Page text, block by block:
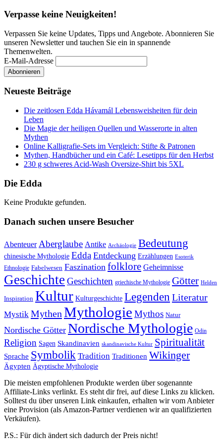
Verpasse keine Neuigkeiten!
Verpassen Sie keine Updates, Tipps und Angebote. Abonnieren Sie
unseren Newsletter und tauchen Sie ein in spannende
Themenwelten.
E-Mail-Adresse
Neueste Beiträge
Die zeitlosen Edda Hávamál Lebensweisheiten für dein
Leben
Die Magie der heiligen Quellen und Wasserorte in alten
Mythen
Online Kalligrafie‑Sets im Vergleich: Stifte & Patronen
Mythen, Handbücher und ein Café: Lesetipps für den Herbst
230 g schweres Acid-Wash Oversize-Shirt bis 5XL
Die Edda
Keine Produkte gefunden.
Danach suchen unsere Besucher
Abenteuer Aberglaube Antike Archäologie Bedeutung
chinesische Mythologie Edda Entdeckung Erzählungen Esoterik
Ethnologie Fabelwesen Faszination folklore Geheimnisse
Geschichte Geschichten griechische Mythologie Götter Helden
Inspiration Kultur Kulturgeschichte Legenden Literatur
Mystik Mythen Mythologie Mythos Natur
Nordische Götter Nordische Mythologie Odin
Religion Sagen Skandinavien skandinavische Kultur Spiritualität
Sprache Symbolik Tradition Traditionen Wikinger
Ägypten Ägyptische Mythologie
Die meisten empfohlenen Produkte werden über sogenannte
Affiliate-Links verlinkt. Es steht dir frei, auf diese Links zu klicken.
Solltest du über unseren Link einkaufen, erhalten wir vom Anbieter
eine Provision (als Amazon-Partner verdienen wir an qualifizierten
Verkäufen).
P.S.: Für dich ändert sich dadurch der Preis nicht!